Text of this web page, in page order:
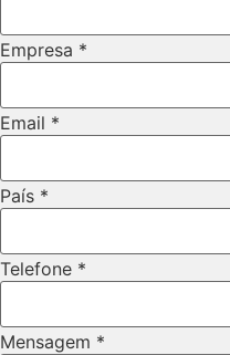
Empresa *
Email *
País *
Telefone *
Mensagem *